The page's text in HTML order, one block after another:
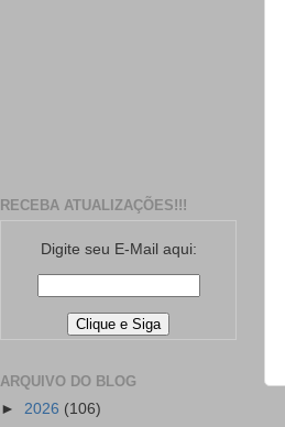
RECEBA ATUALIZAÇÕES!!!
Digite seu E-Mail aqui:
ARQUIVO DO BLOG
► 2026 (106)